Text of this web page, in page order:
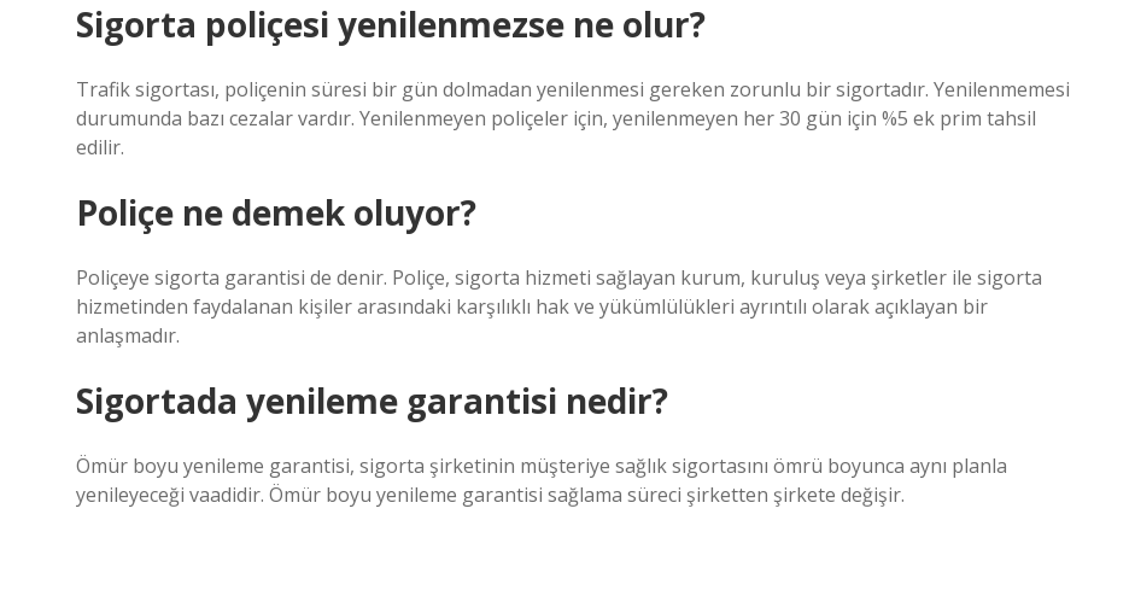
Sigorta poliçesi yenilenmezse ne olur?
Trafik sigortası, poliçenin süresi bir gün dolmadan yenilenmesi gereken zorunlu bir sigortadır. Yenilenmemesi
durumunda bazı cezalar vardır. Yenilenmeyen poliçeler için, yenilenmeyen her 30 gün için %5 ek prim tahsil
edilir.
Poliçe ne demek oluyor?
Poliçeye sigorta garantisi de denir. Poliçe, sigorta hizmeti sağlayan kurum, kuruluş veya şirketler ile sigorta
hizmetinden faydalanan kişiler arasındaki karşılıklı hak ve yükümlülükleri ayrıntılı olarak açıklayan bir
anlaşmadır.
Sigortada yenileme garantisi nedir?
Ömür boyu yenileme garantisi, sigorta şirketinin müşteriye sağlık sigortasını ömrü boyunca aynı planla
yenileyeceği vaadidir. Ömür boyu yenileme garantisi sağlama süreci şirketten şirkete değişir.